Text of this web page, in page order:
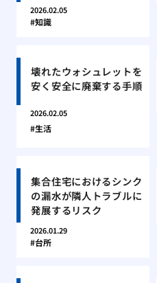
2026.02.05
知識
壊れたウォシュレットを
安く安全に廃棄する手順
2026.02.05
生活
集合住宅におけるシンク
の漏水が隣人トラブルに
発展するリスク
2026.01.29
台所